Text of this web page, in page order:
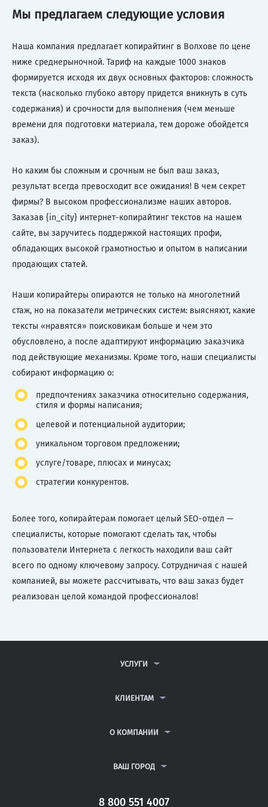
Мы предлагаем следующие условия
Наша компания предлагает копирайтинг в Волхове по цене
ниже среднерыночной. Тариф на каждые 1000 знаков
формируется исходя их двух основных факторов: сложность
текста (насколько глубоко автору придется вникнуть в суть
содержания) и срочности для выполнения (чем меньше
времени для подготовки материала, тем дороже обойдется
заказ).
Но каким бы сложным и срочным не был ваш заказ,
результат всегда превосходит все ожидания! В чем секрет
фирмы? В высоком профессионализме наших авторов.
Заказав {in_city} интернет-копирайтинг текстов на нашем
сайте, вы заручитесь поддержкой настоящих профи,
обладающих высокой грамотностью и опытом в написании
продающих статей.
Наши копирайтеры опираются не только на многолетний
стаж, но на показатели метрических систем: выясняют, какие
тексты «нравятся» поисковикам больше и чем это
обусловлено, а после адаптируют информацию заказчика
под действующие механизмы. Кроме того, наши специалисты
собирают информацию о:
предпочтениях заказчика относительно содержания,
стиля и формы написания;
целевой и потенциальной аудитории;
уникальном торговом предложении;
услуге/товаре, плюсах и минусах;
стратегии конкурентов.
Более того, копирайтерам помогает целый SEO-отдел —
специалисты, которые помогают сделать так, чтобы
пользователи Интернета с легкость находили ваш сайт
всего по одному ключевому запросу. Сотрудничая с нашей
компанией, вы можете рассчитывать, что ваш заказ будет
реализован целой командой профессионалов!
УСЛУГИ
ДИПЛОМНЫЕ РАБОТЫ
РЕФЕРАТЫ
КЛИЕНТАМ
ВОПРОСЫ И ОТВЕТЫ
ПОЛИТИКА КОНФИДЕНЦИАЛЬНОСТИ
О КОМПАНИИ
КОНТАКТЫ
ВАШ ГОРОД
САНКТ-ПЕТЕРБУРГ
8 800 551 4007